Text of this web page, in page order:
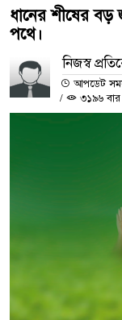
ধানের শীষের বড়
পথে।
নিজস্ব
আপডেট
/
৩১৯৬